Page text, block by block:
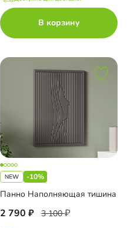
В корзину
-10%
Панно Наполняющая тишина
2 790 3 100